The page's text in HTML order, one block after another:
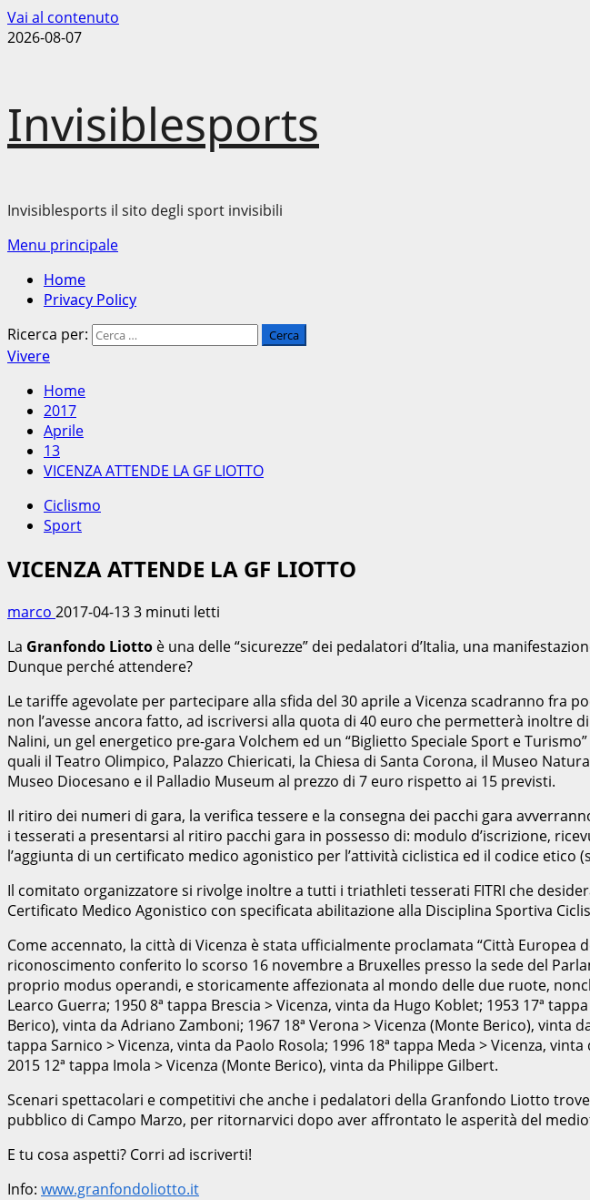
Vai al contenuto
2026-08-07
Invisiblesports
Invisiblesports il sito degli sport invisibili
Menu principale
Home
Privacy Policy
Ricerca per:
Vivere
Home
2017
Aprile
13
VICENZA ATTENDE LA GF LIOTTO
Ciclismo
Sport
VICENZA ATTENDE LA GF LIOTTO
marco 2017-04-133 minuti letti
La Granfondo Liotto è una delle “sicurezze” dei pedalatori d’Italia, una
Dunque perché attendere?
Le tariffe agevolate per partecipare alla sfida del 30 aprile a Vicenza scadranno fra
non l’avesse ancora fatto, ad iscriversi alla quota di 40 euro che permetterà
Nalini, un gel energetico pre-gara Volchem ed un “Biglietto Speciale Sport e
quali il Teatro Olimpico, Palazzo Chiericati, la Chiesa di Santa Corona, il Museo
Museo Diocesano e il Palladio Museum al prezzo di 7 euro rispetto ai 15 previsti.
Il ritiro dei numeri di gara, la verifica tessere e la consegna dei pacchi gara
i tesserati a presentarsi al ritiro pacchi gara in possesso di: modulo d’iscrizione,
l’aggiunta di un certificato medico agonistico per l’attività ciclistica ed il codice etico
Il comitato organizzatore si rivolge inoltre a tutti i triathleti tesserati FITRI che
Certificato Medico Agonistico con specificata abilitazione alla Disciplina Sportiva
Come accennato, la città di Vicenza è stata ufficialmente proclamata “Città Europea
riconoscimento conferito lo scorso 16 novembre a Bruxelles presso la sede del
proprio modus operandi, e storicamente affezionata al mondo delle due ruote,
Learco Guerra; 1950 8ª tappa Brescia > Vicenza, vinta da Hugo Koblet; 1953 17ª
Berico), vinta da Adriano Zamboni; 1967 18ª Verona > Vicenza (Monte Berico), vinta
tappa Sarnico > Vicenza, vinta da Paolo Rosola; 1996 18ª tappa Meda > Vicenza,
2015 12ª tappa Imola > Vicenza (Monte Berico), vinta da Philippe Gilbert.
Scenari spettacolari e competitivi che anche i pedalatori della Granfondo Liotto
pubblico di Campo Marzo, per ritornarvici dopo aver affrontato le asperità del
E tu cosa aspetti? Corri ad iscriverti!
Info: www.granfondoliotto.it